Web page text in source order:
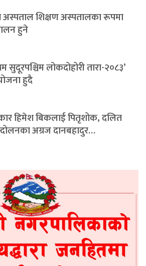
अस्पताल शिक्षण अस्पतालका रूपमा
हुने
सुदूरपश्चिम लोकदोहोरी तारा-२०८३’
हुदै
हिमेश बिकलाई पितृशोक, दलित
अग्रज दानबहादुर…